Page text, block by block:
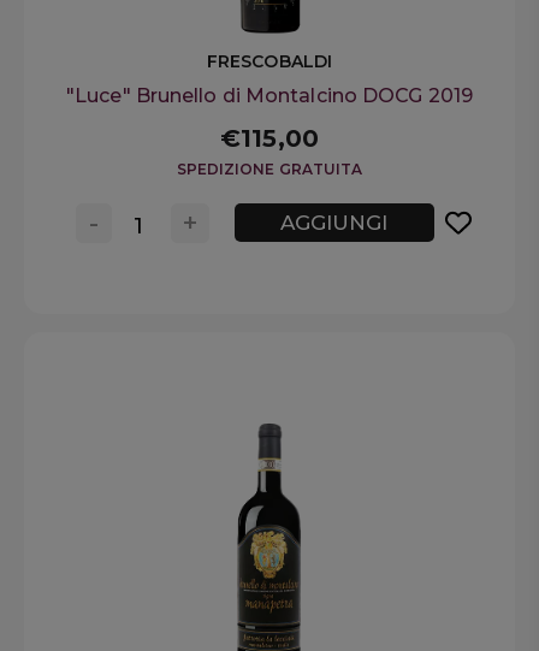
FRESCOBALDI
"Luce" Brunello di Montalcino DOCG 2019
€115,00
SPEDIZIONE GRATUITA
+
- AGGIUNGI